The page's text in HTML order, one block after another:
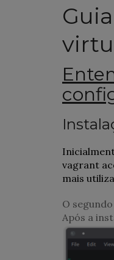
vagrant
mais
O
Após a